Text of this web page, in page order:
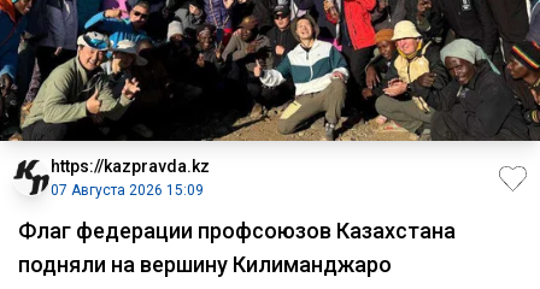
https://kazpravda.kz
07 Августа 2026 15:09
Флаг федерации профсоюзов Казахстана
подняли на вершину Килиманджаро